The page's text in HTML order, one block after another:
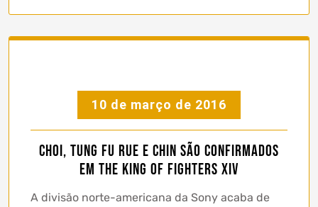
10 de março de 2016
Choi, Tung Fu Rue e Chin são confirmados
em The King of Fighters XIV
A divisão norte-americana da Sony acaba de